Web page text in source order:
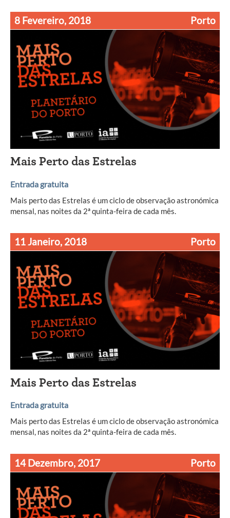
8 Fevereiro, 2018 Porto
Mais Perto das Estrelas
Entrada gratuita
Mais perto das Estrelas é um ciclo de observação astronómica
mensal, nas noites da 2ª quinta-feira de cada mês.
11 Janeiro, 2018 Porto
Mais Perto das Estrelas
Entrada gratuita
Mais perto das Estrelas é um ciclo de observação astronómica
mensal, nas noites da 2ª quinta-feira de cada mês.
14 Dezembro, 2017 Porto